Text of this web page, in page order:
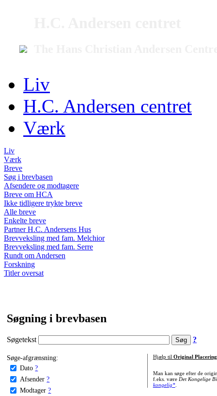
Liv
H.C. Andersen centret
Værk
Liv
Værk
Breve
Søg i brevbasen
Afsendere og modtagere
Breve om HCA
Ikke tidligere trykte breve
Alle breve
Enkelte breve
Partner H.C. Andersens Hus
Brevveksling med fam. Melchior
Brevveksling med fam. Serre
Rundt om Andersen
Forskning
Titler oversat
Søgning i brevbasen
Søgetekst ?
Søge-afgrænsning:
Dato ?
Afsender ?
Modtager ?
Hjælp til Original Placering
Man kan søge efter de
f.eks. være Det Kongelige
kongelig*.